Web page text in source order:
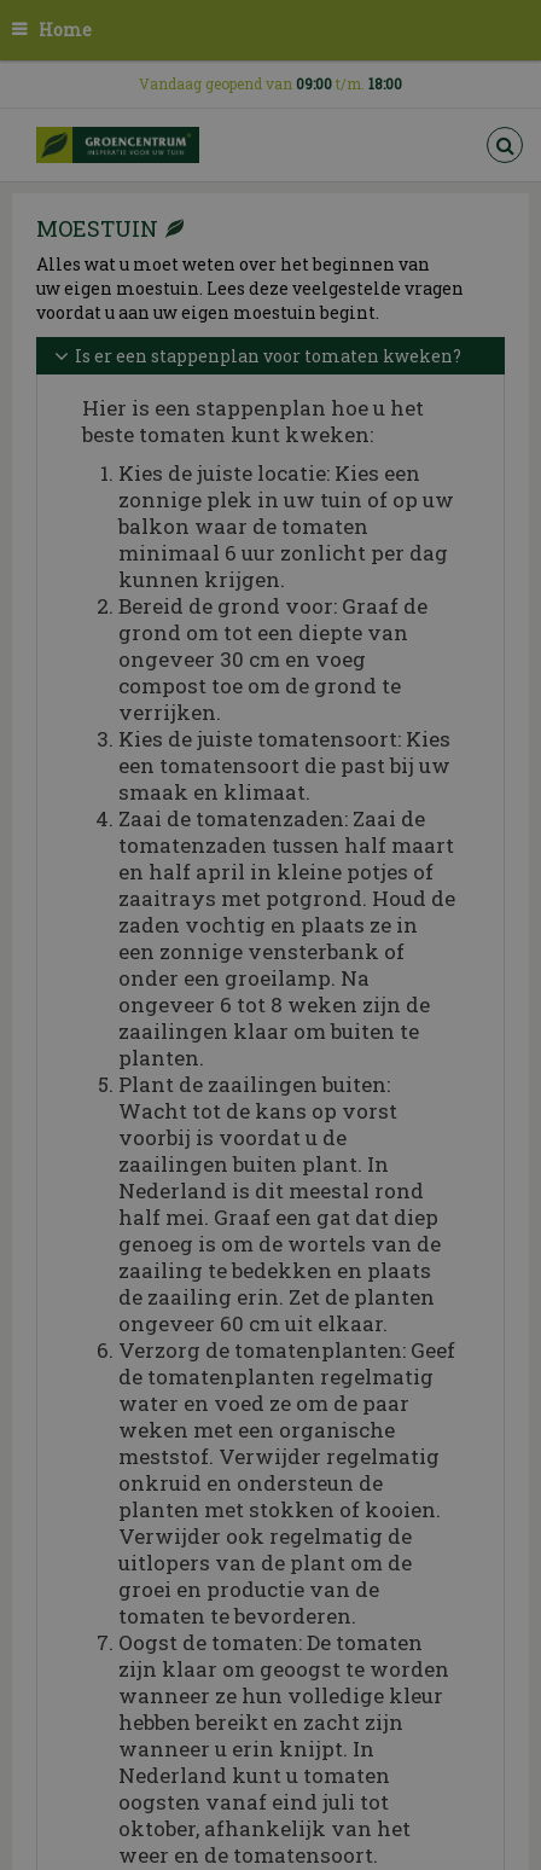
n
Home
Vandaag geopend van 09:00t/m. 18:00
MOESTUIN
Alles wat u moet weten over het beginnen van
uw eigen moestuin. Lees deze veelgestelde vragen
voordat u aan uw eigen moestuin begint.
Is er een stappenplan voor tomaten kweken?
Hier is een stappenplan hoe u het
beste tomaten kunt kweken:
Kies de juiste locatie: Kies een
zonnige plek in uw tuin of op uw
balkon waar de tomaten
minimaal 6 uur zonlicht per dag
kunnen krijgen.
Bereid de grond voor: Graaf de
grond om tot een diepte van
ongeveer 30 cm en voeg
compost toe om de grond te
verrijken.
Kies de juiste tomatensoort: Kies
een tomatensoort die past bij uw
smaak en klimaat.
Zaai de tomatenzaden: Zaai de
tomatenzaden tussen half maart
en half april in kleine potjes of
zaaitrays met potgrond. Houd de
zaden vochtig en plaats ze in
een zonnige vensterbank of
onder een groeilamp. Na
ongeveer 6 tot 8 weken zijn de
zaailingen klaar om buiten te
planten.
Plant de zaailingen buiten:
Wacht tot de kans op vorst
voorbij is voordat u de
zaailingen buiten plant. In
Nederland is dit meestal rond
half mei. Graaf een gat dat diep
genoeg is om de wortels van de
zaailing te bedekken en plaats
de zaailing erin. Zet de planten
ongeveer 60 cm uit elkaar.
Verzorg de tomatenplanten: Geef
de tomatenplanten regelmatig
water en voed ze om de paar
weken met een organische
meststof. Verwijder regelmatig
onkruid en ondersteun de
planten met stokken of kooien.
Verwijder ook regelmatig de
uitlopers van de plant om de
groei en productie van de
tomaten te bevorderen.
Oogst de tomaten: De tomaten
zijn klaar om geoogst te worden
wanneer ze hun volledige kleur
hebben bereikt en zacht zijn
wanneer u erin knijpt. In
Nederland kunt u tomaten
oogsten vanaf eind juli tot
oktober, afhankelijk van het
weer en de tomatensoort.